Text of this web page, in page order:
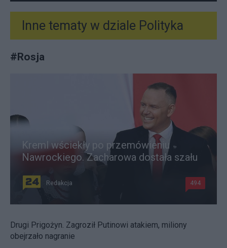
Inne tematy w dziale Polityka
#Rosja
Kreml wściekły po przemówieniu
Nawrockiego. Zacharowa dostała szału
Redakcja 494
Drugi Prigożyn. Zagroził Putinowi atakiem, miliony
obejrzało nagranie